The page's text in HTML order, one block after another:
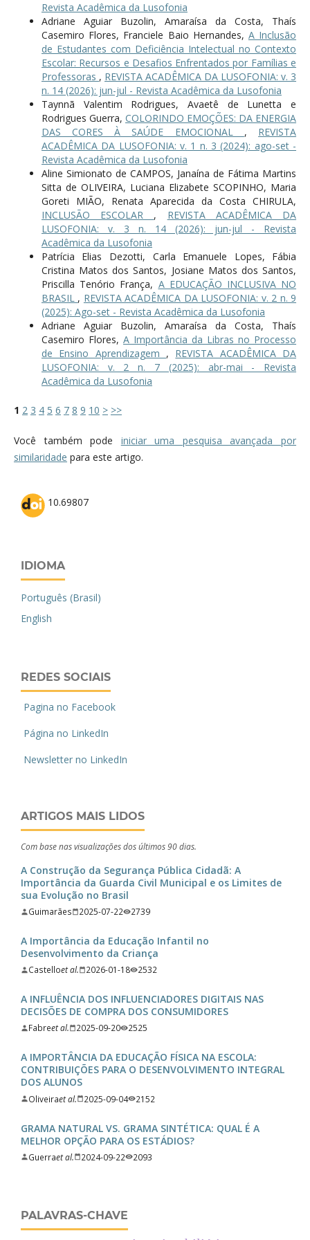
Revista Acadêmica da Lusofonia
Adriane Aguiar Buzolin, Amaraísa da Costa, Thaís
Casemiro Flores, Franciele Baio Hernandes, A Inclusão
de Estudantes com Deficiência Intelectual no Contexto
Escolar: Recursos e Desafios Enfrentados por Famílias e
Professoras , REVISTA ACADÊMICA DA LUSOFONIA: v. 3
n. 14 (2026): jun-jul - Revista Acadêmica da Lusofonia
Taynnã Valentim Rodrigues, Avaetê de Lunetta e
Rodrigues Guerra, COLORINDO EMOÇÕES: DA ENERGIA
DAS CORES À SAÚDE EMOCIONAL , REVISTA
ACADÊMICA DA LUSOFONIA: v. 1 n. 3 (2024): ago-set -
Revista Acadêmica da Lusofonia
Aline Simionato de CAMPOS, Janaína de Fátima Martins
Sitta de OLIVEIRA, Luciana Elizabete SCOPINHO, Maria
Goreti MIÃO, Renata Aparecida da Costa CHIRULA,
INCLUSÃO ESCOLAR , REVISTA ACADÊMICA DA
LUSOFONIA: v. 3 n. 14 (2026): jun-jul - Revista
Acadêmica da Lusofonia
Patrícia Elias Dezotti, Carla Emanuele Lopes, Fábia
Cristina Matos dos Santos, Josiane Matos dos Santos,
Priscilla Tenório França, A EDUCAÇÃO INCLUSIVA NO
BRASIL , REVISTA ACADÊMICA DA LUSOFONIA: v. 2 n. 9
(2025): Ago-set - Revista Acadêmica da Lusofonia
Adriane Aguiar Buzolin, Amaraísa da Costa, Thaís
Casemiro Flores, A Importância da Libras no Processo
de Ensino Aprendizagem , REVISTA ACADÊMICA DA
LUSOFONIA: v. 2 n. 7 (2025): abr-mai - Revista
Acadêmica da Lusofonia
1 2 3 4 5 6 7 8 9 10 > >>
Você também pode iniciar uma pesquisa avançada por
similaridade para este artigo.
10.69807
IDIOMA
Português (Brasil)
English
REDES SOCIAIS
Pagina no Facebook
Página no LinkedIn
Newsletter no LinkedIn
ARTIGOS MAIS LIDOS
Com base nas visualizações dos últimos 90 dias.
A Construção da Segurança Pública Cidadã: A
Importância da Guarda Civil Municipal e os Limites de
sua Evolução no Brasil
Guimarães 2025-07-22 2739
A Importância da Educação Infantil no
Desenvolvimento da Criança
Castelloet al. 2026-01-18 2532
A INFLUÊNCIA DOS INFLUENCIADORES DIGITAIS NAS
DECISÕES DE COMPRA DOS CONSUMIDORES
Fabreet al. 2025-09-20 2525
A IMPORTÂNCIA DA EDUCAÇÃO FÍSICA NA ESCOLA:
CONTRIBUIÇÕES PARA O DESENVOLVIMENTO INTEGRAL
DOS ALUNOS
Oliveiraet al. 2025-09-04 2152
GRAMA NATURAL VS. GRAMA SINTÉTICA: QUAL É A
MELHOR OPÇÃO PARA OS ESTÁDIOS?
Guerraet al. 2024-09-22 2093
PALAVRAS-CHAVE